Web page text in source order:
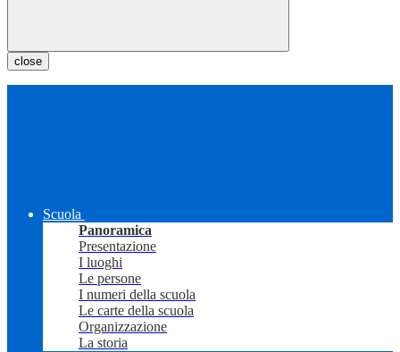
close
Scuola
Panoramica
Presentazione
I luoghi
Le persone
I numeri della scuola
Le carte della scuola
Organizzazione
La storia